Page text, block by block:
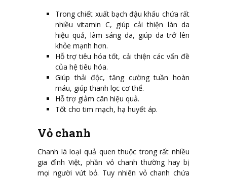
Trong chiết xuất bạch đậu khấu chứa rất
nhiều vitamin C, giúp cải thiện làn da
hiệu quả, làm sáng da, giúp da trở lên
khỏe mạnh hơn.
Hỗ trợ tiêu hóa tốt, cải thiện các vấn đề
của hệ tiêu hóa.
Giúp thải độc, tăng cường tuần hoàn
máu, giúp thanh lọc cơ thể.
Hỗ trợ giảm cân hiệu quả.
Tốt cho tim mạch, hạ huyết áp.
Vỏ chanh
Chanh là loại quả quen thuộc trong rất nhiều
gia đình Việt, phần vỏ chanh thường hay bị
mọi người vứt bỏ. Tuy nhiên vỏ chanh chứa